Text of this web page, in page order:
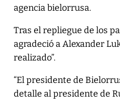
agencia bielorrusa.
Tras el repliegue de los
agradeció a Alexander
realizado”.
“El presidente de
detalle al presidente de